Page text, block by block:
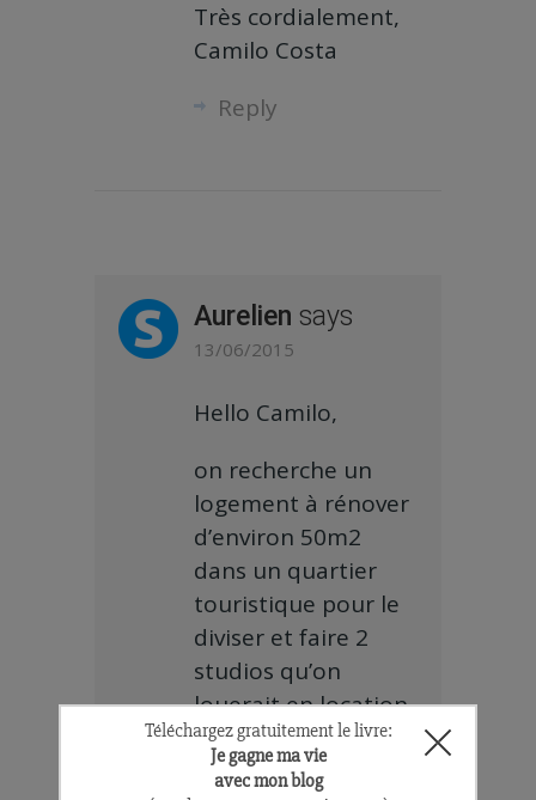
Très cordialement,
Camilo Costa
Reply
Aurelien says
13/06/2015
Hello Camilo,
on recherche un
logement à rénover
d’environ 50m2
dans un quartier
touristique pour le
diviser et faire 2
studios qu’on
louerait en location
touristique, si tu
trouves ça on est